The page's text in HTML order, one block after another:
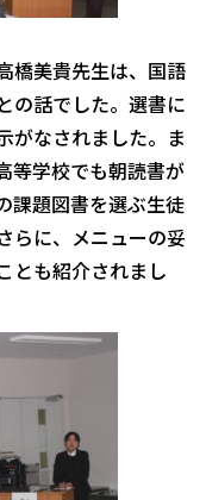
橋美貴先生は、国語
の話でした。選書に
がなされました。ま
等学校でも朝読書が
課題図書を選ぶ生徒
らに、メニューの妥
とも紹介されまし